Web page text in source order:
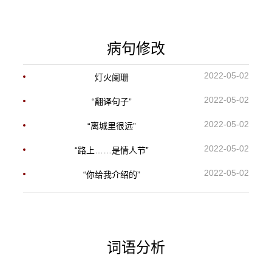
病句修改
灯火阑珊 2022-05-02
“翻译句子” 2022-05-02
“离城里很远” 2022-05-02
“路上……是情人节” 2022-05-02
“你给我介绍的” 2022-05-02
词语分析